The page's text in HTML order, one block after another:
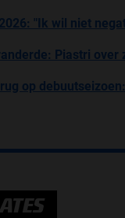
"Ik wil niet
Piastri over
op